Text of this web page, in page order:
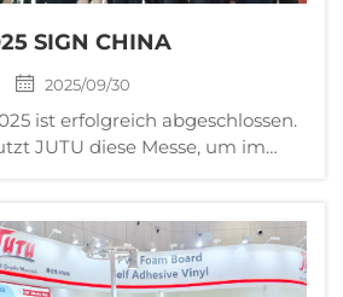
SIGN CHINA
2025/09/30
ist erfolgreich abgeschlossen.
JUTU diese Messe, um im
besucht haben, um Ideen
sehr dankbar. ...